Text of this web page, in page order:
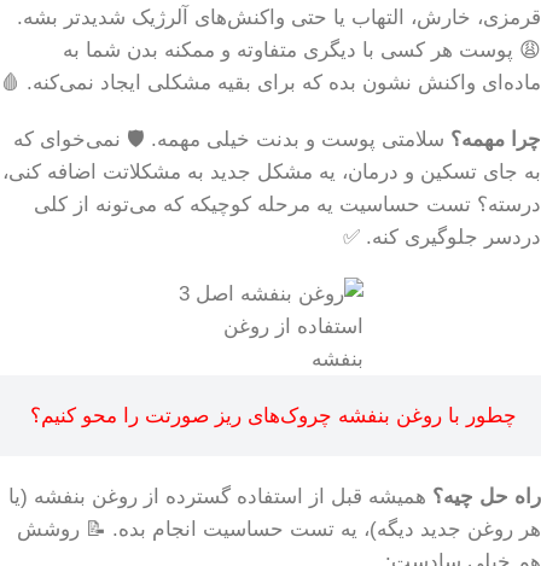
قرمزی، خارش، التهاب یا حتی واکنش‌های آلرژیک شدیدتر بشه.
😩 پوست هر کسی با دیگری متفاوته و ممکنه بدن شما به
ماده‌ای واکنش نشون بده که برای بقیه مشکلی ایجاد نمی‌کنه. 🩸
چرا مهمه؟ سلامتی پوست و بدنت خیلی مهمه. 🛡️ نمی‌خوای که
به جای تسکین و درمان، یه مشکل جدید به مشکلاتت اضافه کنی،
درسته؟ تست حساسیت یه مرحله کوچیکه که می‌تونه از کلی
دردسر جلوگیری کنه. ✅
استفاده از روغن
بنفشه
چطور با روغن بنفشه چروک‌های ریز صورتت را محو کنیم؟
راه حل چیه؟ همیشه قبل از استفاده گسترده از روغن بنفشه (یا
هر روغن جدید دیگه)، یه تست حساسیت انجام بده. 📝 روشش